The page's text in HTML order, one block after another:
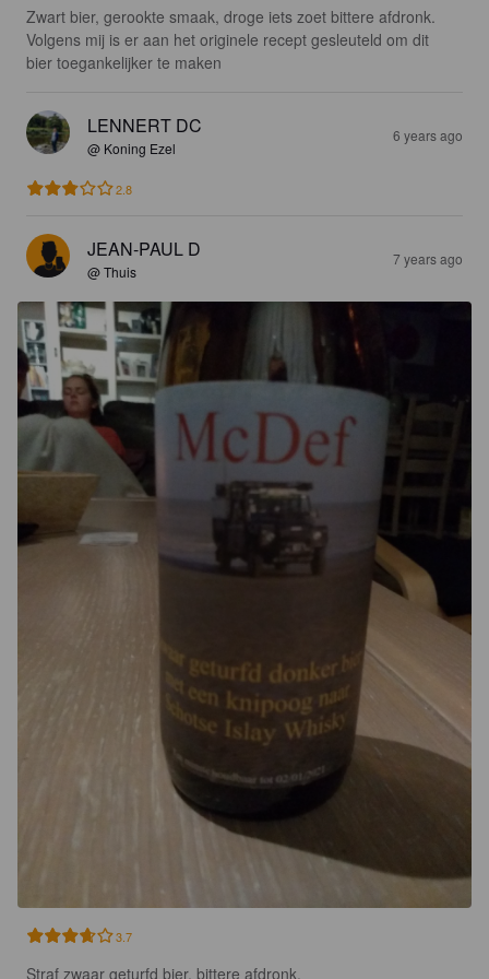
Zwart bier, gerookte smaak, droge iets zoet bittere afdronk.
Volgens mij is er aan het originele recept gesleuteld om dit
bier toegankelijker te maken
LENNERT DC
@ Koning Ezel
6 years ago
2.8
JEAN-PAUL D
@ Thuis
7 years ago
3.7
Straf zwaar geturfd bier, bittere afdronk.